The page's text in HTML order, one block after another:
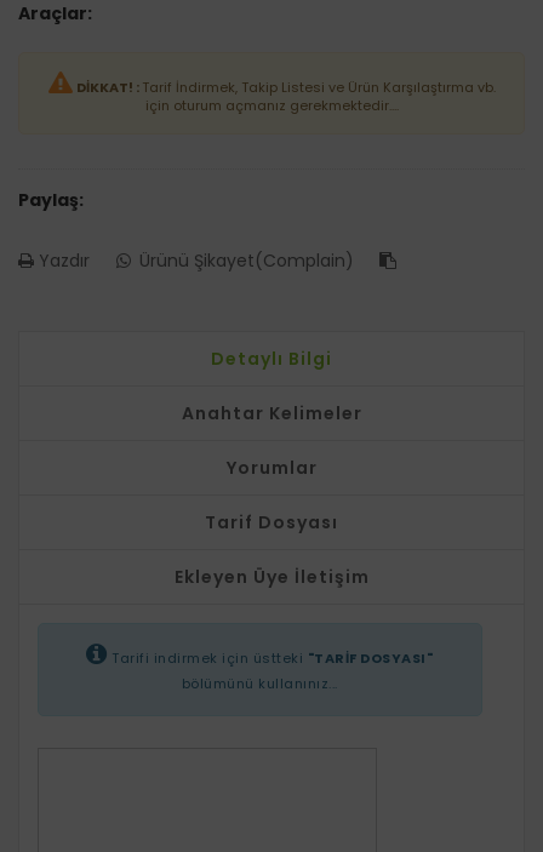
Araçlar:
DİKKAT! :Tarif İndirmek, Takip Listesi ve Ürün Karşılaştırma vb.
için oturum açmanız gerekmektedir....
Paylaş:
Yazdır Ürünü Şikayet(Complain)
Detaylı Bilgi
Anahtar Kelimeler
Yorumlar
Tarif Dosyası
Ekleyen Üye İletişim
Tarifi indirmek için üstteki "TARİF DOSYASI"
bölümünü kullanınız...